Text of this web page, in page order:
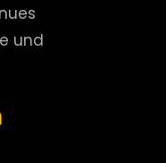
und